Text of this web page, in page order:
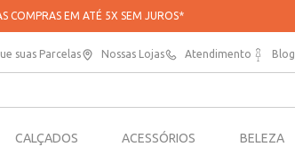
COMPRAS EM ATÉ 5X SEM JUROS*
suas Parcelas Nossas Lojas Atendimento Blog
CALÇADOS ACESSÓRIOS BELEZA